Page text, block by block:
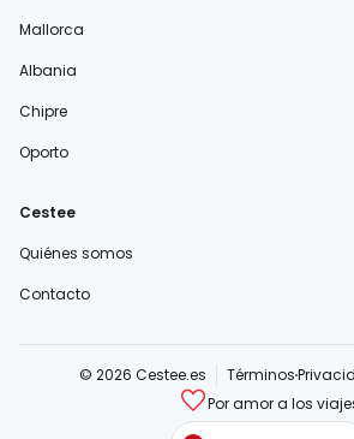
Mallorca
Albania
Chipre
Oporto
Cestee
Quiénes somos
Contacto
© 2026 Cestee.es Términos
Por amor a los
cestee.com